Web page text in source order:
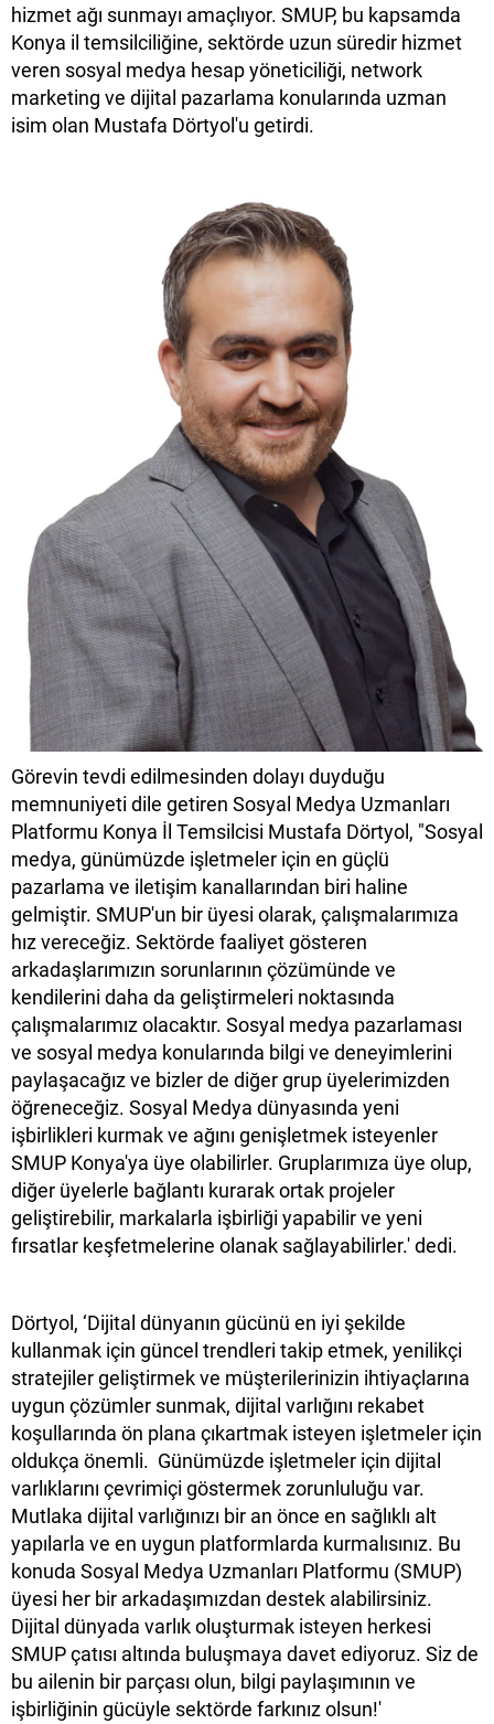
hizmet ağı sunmayı amaçlıyor. SMUP, bu kapsamda
Konya il temsilciliğine, sektörde uzun süredir hizmet
veren sosyal medya hesap yöneticiliği, network
marketing ve dijital pazarlama konularında uzman
isim olan Mustafa Dörtyol'u getirdi.
Görevin tevdi edilmesinden dolayı duyduğu
memnuniyeti dile getiren Sosyal Medya Uzmanları
Platformu Konya İl Temsilcisi Mustafa Dörtyol, "Sosyal
medya, günümüzde işletmeler için en güçlü
pazarlama ve iletişim kanallarından biri haline
gelmiştir. SMUP'un bir üyesi olarak, çalışmalarımıza
hız vereceğiz. Sektörde faaliyet gösteren
arkadaşlarımızın sorunlarının çözümünde ve
kendilerini daha da geliştirmeleri noktasında
çalışmalarımız olacaktır. Sosyal medya pazarlaması
ve sosyal medya konularında bilgi ve deneyimlerini
paylaşacağız ve bizler de diğer grup üyelerimizden
öğreneceğiz. Sosyal Medya dünyasında yeni
işbirlikleri kurmak ve ağını genişletmek isteyenler
SMUP Konya'ya üye olabilirler. Gruplarımıza üye olup,
diğer üyelerle bağlantı kurarak ortak projeler
geliştirebilir, markalarla işbirliği yapabilir ve yeni
fırsatlar keşfetmelerine olanak sağlayabilirler.' dedi.
Dörtyol, ‘Dijital dünyanın gücünü en iyi şekilde
kullanmak için güncel trendleri takip etmek, yenilikçi
stratejiler geliştirmek ve müşterilerinizin ihtiyaçlarına
uygun çözümler sunmak, dijital varlığını rekabet
koşullarında ön plana çıkartmak isteyen işletmeler için
oldukça önemli. Günümüzde işletmeler için dijital
varlıklarını çevrimiçi göstermek zorunluluğu var.
Mutlaka dijital varlığınızı bir an önce en sağlıklı alt
yapılarla ve en uygun platformlarda kurmalısınız. Bu
konuda Sosyal Medya Uzmanları Platformu (SMUP)
üyesi her bir arkadaşımızdan destek alabilirsiniz.
Dijital dünyada varlık oluşturmak isteyen herkesi
SMUP çatısı altında buluşmaya davet ediyoruz. Siz de
bu ailenin bir parçası olun, bilgi paylaşımının ve
işbirliğinin gücüyle sektörde farkınız olsun!'